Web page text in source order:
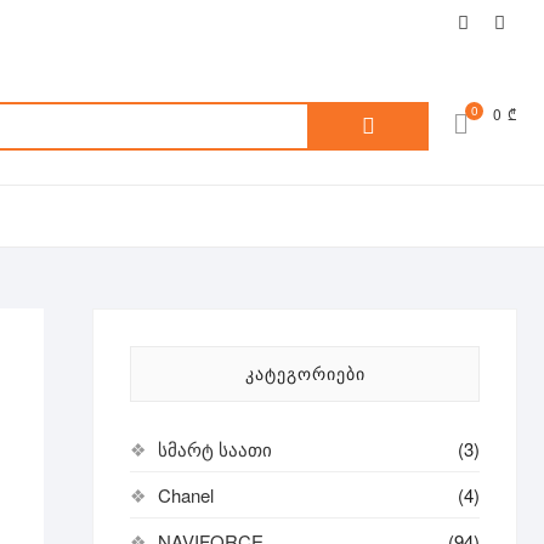
facebook
0 0 ₾
ᲙᲐᲢᲔᲒᲝᲠᲘᲔᲑᲘ
სმარტ საათი
(3)
Chanel
(4)